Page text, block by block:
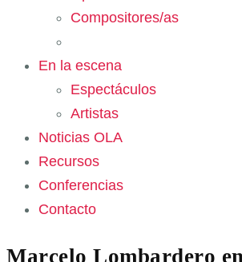
Compositores/as
En la escena
Espectáculos
Artistas
Noticias OLA
Recursos
Conferencias
Contacto
Marcelo Lombardero